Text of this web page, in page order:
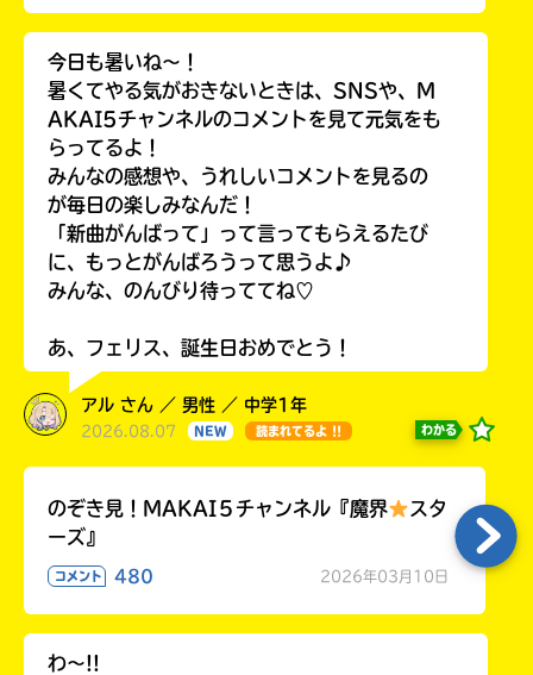
今日も暑いね〜！
暑くてやる気がおきないときは、SNSや、M
AKAI5チャンネルのコメントを見て元気をも
らってるよ！
みんなの感想や、うれしいコメントを見るの
が毎日の楽しみなんだ！
「新曲がんばって」って言ってもらえるたび
に、もっとがんばろうって思うよ♪
みんな、のんびり待っててね♡
あ、フェリス、誕生日おめでとう！
アル さん ／ 男性 ／ 中学1年
2026.08.07 NEW 読まれてるよ !! わかる
のぞき見！MAKAI５チャンネル『魔界
スタ
ーズ』
コメント 480 2026年03月10日
わ〜!!